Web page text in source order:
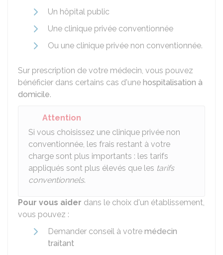
Un hôpital public
Une clinique privée conventionnée
Ou une clinique privée non conventionnée.
Sur prescription de votre médecin, vous pouvez
bénéficier dans certains cas d'une hospitalisation à
domicile.
Attention
Si vous choisissez une clinique privée non
conventionnée, les frais restant à votre
charge sont plus importants : les tarifs
appliqués sont plus élevés que les tarifs
conventionnels.
Pour vous aider dans le choix d'un établissement,
vous pouvez :
Demander conseil à votre médecin
traitant